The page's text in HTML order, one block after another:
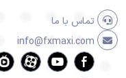
تماس با ما